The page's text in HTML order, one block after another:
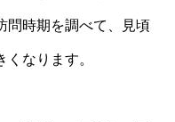
問時期を調べて、見頃
なります。